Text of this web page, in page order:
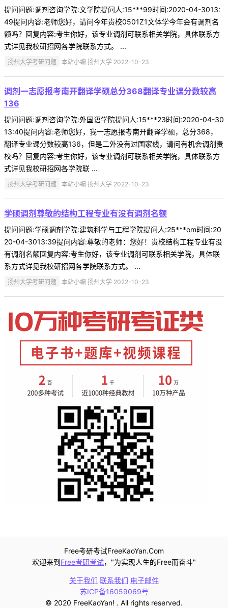
提问问题:调剂咨询学院:文学院提问人:15***99时间:2020-04-3013:
49提问内容:老师您好，请问今年贵校0501Z1文体学今年会有调剂名
额吗？回复内容:考生你好，该专业调剂可联系相关学院，具体联系方
式详见我校研招网各学院联系方式。 ...
扬州大学考研问题 本站小编 扬州大学 2022-10-23
调剂一志愿报考南开翻译学硕总分368翻译专业课分数较高
136
提问问题:调剂咨询学院:外国语学院提问人:15***23时间:2020-04-30
13:40提问内容:老师您好，我一志愿报考南开翻译学硕，总分368，
翻译专业课分数较高136，但是二外没有过国家线，请问有机会调剂贵
校吗？回复内容:考生你好，该专业调剂可联系相关学院，具体联系方
式详见我校研招网各学院联 ...
扬州大学考研问题 本站小编 扬州大学 2022-10-23
学硕调剂尊敬的结构工程专业有没有调剂名额
提问问题:学硕调剂学院:建筑科学与工程学院提问人:25***om时间:20
20-04-3013:39提问内容:尊敬的老师：您好！贵校结构工程专业有没
有调剂名额回复内容:考生你好，该专业调剂可联系相关学院，具体联
系方式详见我校研招网各学院联系方式。 ...
扬州大学考研问题 本站小编 扬州大学 2022-10-23
Free考研考试FreeKaoYan.Com
欢迎来到Free考研考试，"为实现人生的Free而奋斗"
关于我们 联系我们 电子邮件
苏ICP备16059069号
© 2020 FreeKaoYan! . All rights reserved.